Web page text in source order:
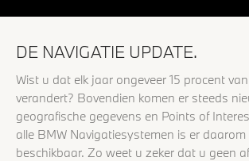
DE NAVIGATIE UPDATE.
Wist u dat elk jaar ongeveer 15 procent
verandert? Bovendien komen er steeds
geografische gegevens en Points of
alle BMW Navigatiesystemen is er
beschikbaar. Zo weet u zeker dat u geen